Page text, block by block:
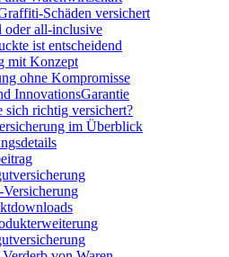
Schäden versichert
all-inclusive
ist entscheidend
mit Konzept
ohne Kompromisse
InnovationsGarantie
sich richtig versichert?
im Überblick